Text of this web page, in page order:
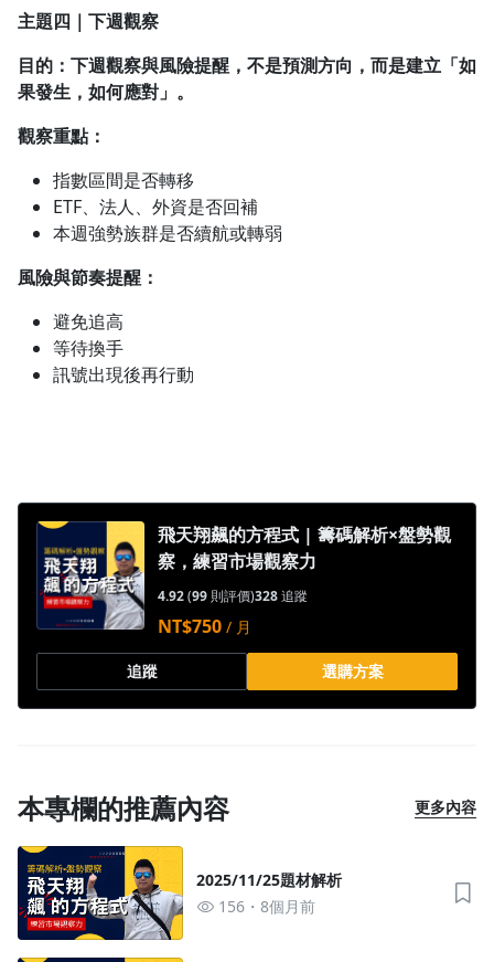
主題四｜下週觀察
目的：下週觀察與風險提醒，不是預測方向，而是建立「如
果發生，如何應對」。
觀察重點：
指數區間是否轉移
ETF、法人、外資是否回補
本週強勢族群是否續航或轉弱
風險與節奏提醒：
避免追高
等待換手
訊號出現後再行動
飛天翔飆的方程式 | 籌碼解析×盤勢觀
察，練習市場觀察力
4.92(99 則評價)328追蹤
NT$750 / 月
追蹤 選購方案
本專欄的推薦內容 更多內容
2025/11/25題材解析
156
8個月前